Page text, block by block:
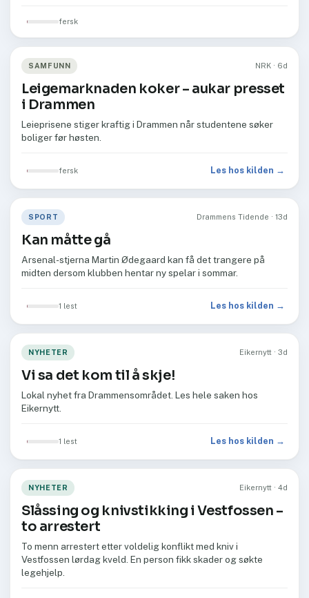
fersk
SAMFUNN NRK · 6d
Leigemarknaden koker – aukar presset
i Drammen
Leieprisene stiger kraftig i Drammen når studentene søker
boliger før høsten.
fersk Les hos kilden →
SPORT Drammens Tidende · 13d
Kan måtte gå
Arsenal-stjerna Martin Ødegaard kan få det trangere på
midten dersom klubben hentar ny spelar i sommar.
1 lest Les hos kilden →
NYHETER Eikernytt · 3d
Vi sa det kom til å skje!
Lokal nyhet fra Drammensområdet. Les hele saken hos
Eikernytt.
1 lest Les hos kilden →
NYHETER Eikernytt · 4d
Slåssing og knivstikking i Vestfossen –
to arrestert
To menn arrestert etter voldelig konflikt med kniv i
Vestfossen lørdag kveld. En person fikk skader og søkte
legehjelp.